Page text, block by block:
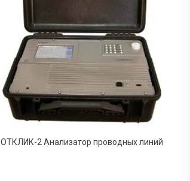
ОТКЛИК-2 Анализатор проводных линий